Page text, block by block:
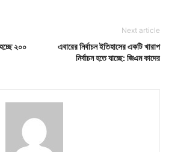
২০০
Next article
এবারের নির্বাচন ইতিহাসের একটি খারাপ
নির্বাচন হতে যাচ্ছে: জিএম কাদের